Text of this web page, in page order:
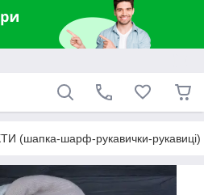
(шапка-шарф-рукавички-рукавиці)